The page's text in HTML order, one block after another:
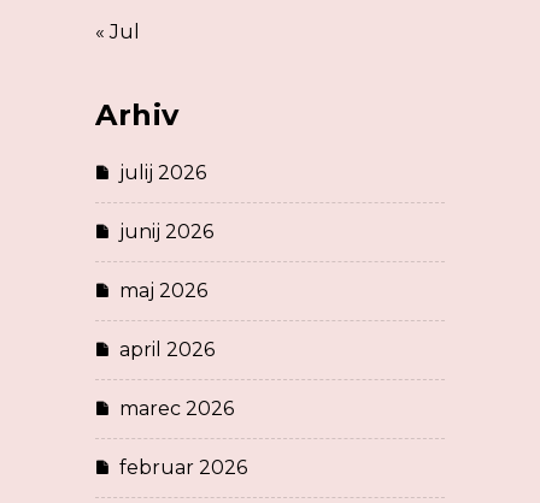
« Jul
Arhiv
julij 2026
junij 2026
maj 2026
april 2026
marec 2026
februar 2026